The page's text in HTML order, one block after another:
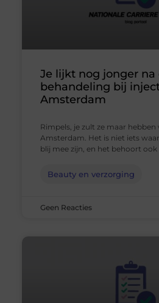
Je lijkt nog jonger na
behandeling bij
Amsterdam
Rimpels, je zult ze maar
Amsterdam. Het is niet iets
blij mee zijn, en het behoort ook
Beauty en verzorging
Geen Reacties